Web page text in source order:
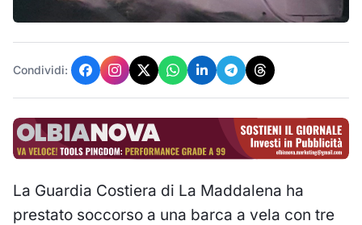
Condividi:
La Guardia Costiera di La Maddalena ha
prestato soccorso a una barca a vela con tre